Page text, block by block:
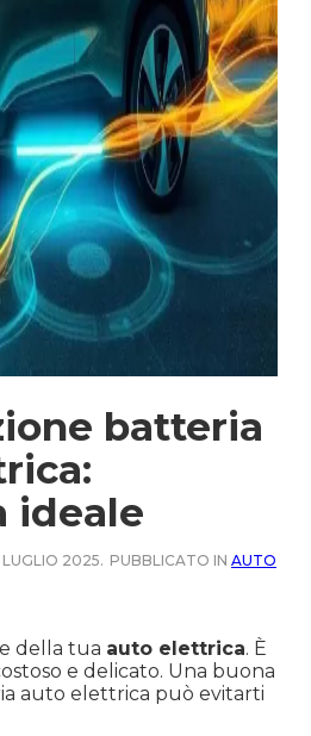
batteria
ideale
LUGLIO 2025. PUBBLICATO IN AUTO
della tua auto elettrica. È
e delicato. Una buona
auto elettrica può evitarti